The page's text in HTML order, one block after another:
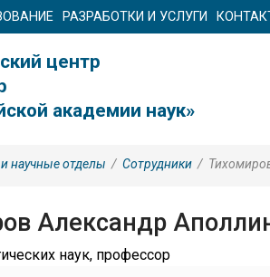
РАЗРАБОТКИ И УСЛУГИ
центр
академии наук»
научные отделы / Сотрудники /
Александр
наук, профессор